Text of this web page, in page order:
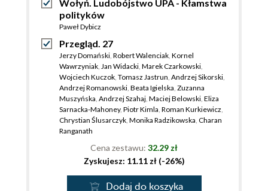
Wołyń. Ludobójstwo UPA - Kłamstwa
polityków
Paweł Dybicz
Przegląd. 27
Jerzy Domański Robert Walenciak Kornel
Wawrzyniak Jan Widacki Marek Czarkowski
Wojciech Kuczok Tomasz Jastrun Andrzej Sikorski
Andrzej Romanowski Beata Igielska Zuzanna
Muszyńska Andrzej Szahaj Maciej Belowski Eliza
Sarnacka-Mahoney, Piotr Kimla Roman Kurkiewicz
Chrystian Ślusarczyk Monika Radzikowska Charan
Ranganath
Cena zestawu: 32.29 zł
Zyskujesz: 11.11 zł (-26%)
Dodaj do koszyka